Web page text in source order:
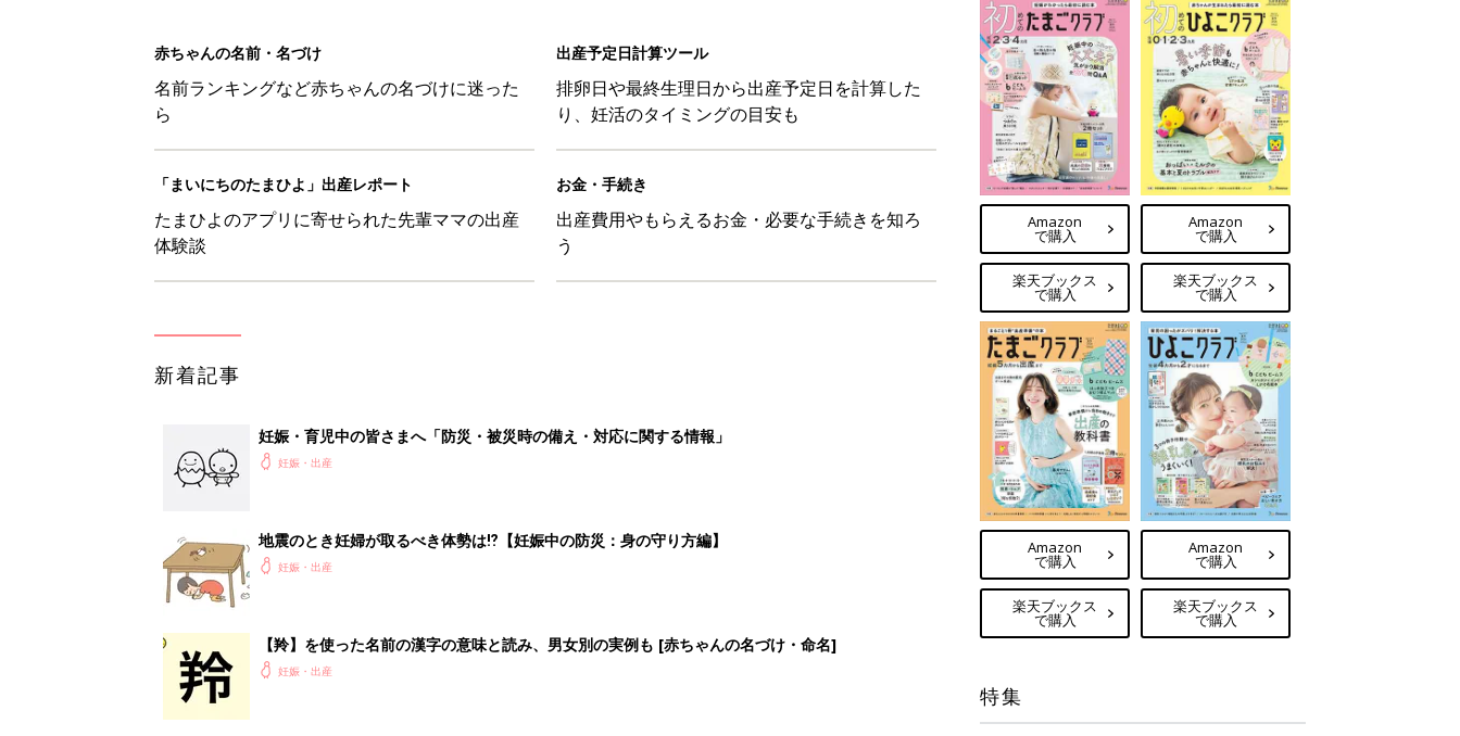
赤ちゃんの名前・名づけ
名前ランキングなど赤ちゃんの名づけに迷った
ら
出産予定日計算ツール
排卵日や最終生理日から出産予定日を計算した
り、妊活のタイミングの目安も
「まいにちのたまひよ」出産レポート
たまひよのアプリに寄せられた先輩ママの出産
体験談
お金・手続き
出産費用やもらえるお金・必要な手続きを知ろ
う
新着記事
妊娠・育児中の皆さまへ「防災・被災時の備え・対応に関する情報」
妊娠・出産
地震のとき妊婦が取るべき体勢は⁉︎【妊娠中の防災：身の守り方編】
妊娠・出産
【羚】を使った名前の漢字の意味と読み、男女別の実例も [赤ちゃんの名づけ・命名]
妊娠・出産
Amazon
で購入
楽天ブックス
で購入
Amazon
で購入
楽天ブックス
で購入
Amazon
で購入
楽天ブックス
で購入
Amazon
で購入
楽天ブックス
で購入
特集